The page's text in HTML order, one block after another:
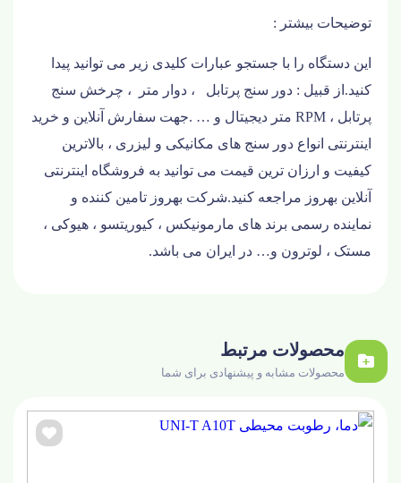
توضیحات بیشتر :
این دستگاه را با جستجو عبارات کلیدی زیر می توانید پیدا
کنید.از قبیل : دور سنج پرتابل ، دوار متر ، چرخش سنج
پرتابل ، RPM متر دیجیتال و … .جهت سفارش آنلاین و خرید
اینترنتی انواع دور سنج های مکانیکی و لیزری ، بالاترین
کیفیت و ارزان ترین قیمت می توانید به فروشگاه اینترنتی
آنلاین بهروز مراجعه کنید.شرکت بهروز تامین کننده و
نماینده رسمی برند های مارمونیکس ، کیوریتسو ، هیوکی ،
مستک ، لوترون و… در ایران می باشد.
محصولات مرتبط
محصولات مشابه و پیشنهادی برای شما